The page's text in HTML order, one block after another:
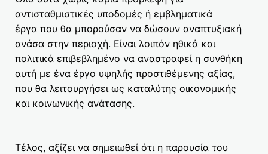
αντισταθμιστικές υποδομές ή εμβληματικά
έργα που θα μπορούσαν να δώσουν αναπτυξιακή
ανάσα στην περιοχή. Είναι λοιπόν ηθικά και
πολιτικά επιβεβλημένο να αναστραφεί η συνθήκη
αυτή με ένα έργο υψηλής προστιθέμενης αξίας,
που θα λειτουργήσει ως καταλύτης οικονομικής
και κοινωνικής ανάτασης.
Τέλος, αξίζει να σημειωθεί ότι η παρουσία του